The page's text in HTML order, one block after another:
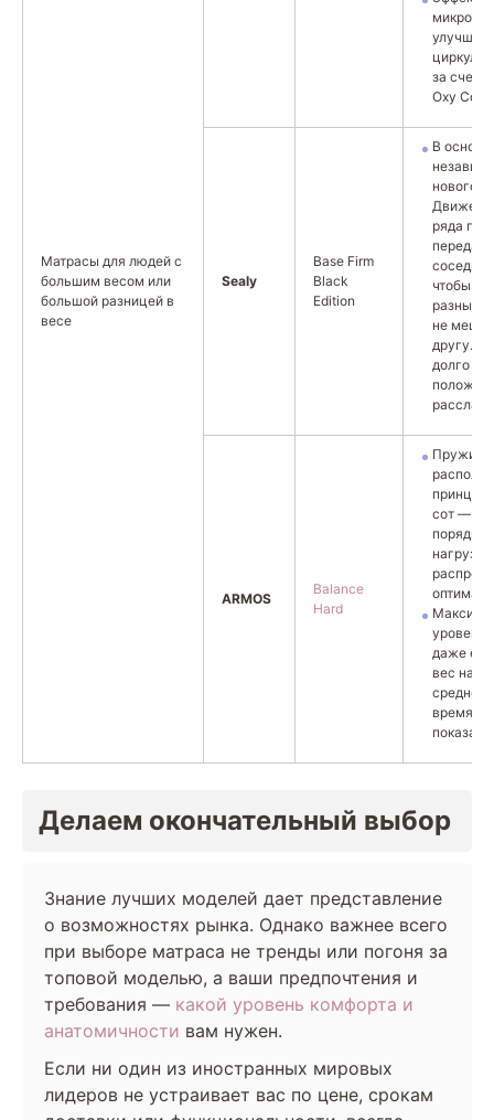
Матрасы для людей с
большим весом или
большой разницей в
весе
за счет
Oxy
Sealy
Base Firm
Black
Edition
В
нового
ряда
чтобы
разными
не
другу.
долго
ARMOS
Balance
Hard
Пружины
сот — в
порядке,
уровень
даже
вес
время —
Делаем окончательный выбор
Знание лучших моделей дает представление
о возможностях рынка. Однако важнее всего
при выборе матраса не тренды или погоня за
топовой моделью, а ваши предпочтения и
требования — какой уровень комфорта и
анатомичности вам нужен.
Если ни один из иностранных мировых
лидеров не устраивает вас по цене, срокам